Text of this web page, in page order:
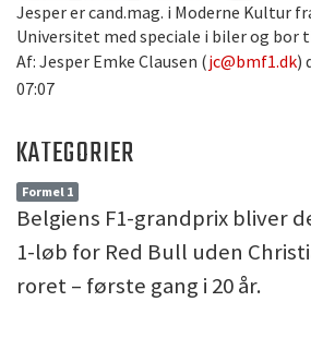
Jesper er cand.mag. i Moderne Kultur
Universitet med speciale i biler og bor
Af: Jesper Emke Clausen (jc@bmf1.dk)
07:07
KATEGORIER
Formel 1
Belgiens F1-grandprix bliver
1-løb for Red Bull uden
roret – første gang i 20 år.